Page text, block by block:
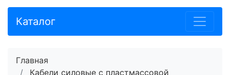
Каталог
Главная
Кабели силовые с пластмассовой